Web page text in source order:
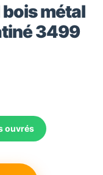
métal
3499
ouvrés